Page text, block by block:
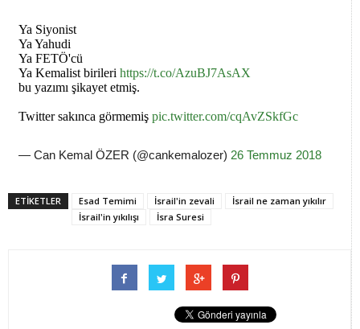
Ya Siyonist
Ya Yahudi
Ya FETÖ'cü
Ya Kemalist birileri https://t.co/AzuBJ7AsAX
bu yazımı şikayet etmiş.
Twitter sakınca görmemiş pic.twitter.com/cqAvZSkfGc
— Can Kemal ÖZER (@cankemalozer) 26 Temmuz 2018
ETİKETLER Esad Temimi İsrail'in zevali
İsrail ne zaman yıkılır
İsrail'in yıkılışı
İsra Suresi